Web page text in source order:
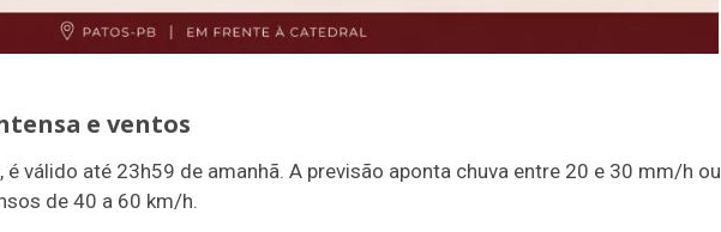
e ventos
é válido até 23h59 de amanhã. A previsão aponta chuva entre 20 e 30 mm/h ou
de 40 a 60 km/h.